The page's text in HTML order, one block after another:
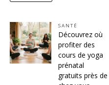
SANTÉ
Découvrez où
profiter des
cours de yoga
prénatal
gratuits près de